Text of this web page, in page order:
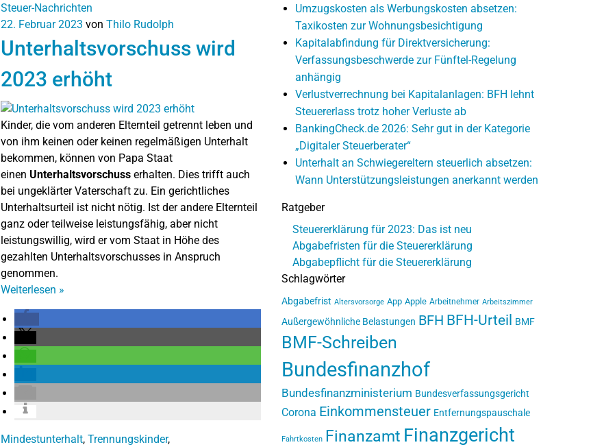
Steuer-Nachrichten
22. Februar 2023 von Thilo Rudolph
Unterhaltsvorschuss wird
2023 erhöht
Kinder, die vom anderen Elternteil getrennt leben und
von ihm keinen oder keinen regelmäßigen Unterhalt
bekommen, können von Papa Staat
einen Unterhaltsvorschuss erhalten. Dies trifft auch
bei ungeklärter Vaterschaft zu. Ein gerichtliches
Unterhaltsurteil ist nicht nötig. Ist der andere Elternteil
ganz oder teilweise leistungsfähig, aber nicht
leistungswillig, wird er vom Staat in Höhe des
gezahlten Unterhaltsvorschusses in Anspruch
genommen.
Weiterlesen »
Mindestunterhalt, Trennungskinder,
Umzugskosten als Werbungskosten absetzen:
Taxikosten zur Wohnungsbesichtigung
Kapitalabfindung für Direktversicherung:
Verfassungsbeschwerde zur Fünftel-Regelung
anhängig
Verlustverrechnung bei Kapitalanlagen: BFH lehnt
Steuererlass trotz hoher Verluste ab
BankingCheck.de 2026: Sehr gut in der Kategorie
„Digitaler Steuerberater“
Unterhalt an Schwiegereltern steuerlich absetzen:
Wann Unterstützungsleistungen anerkannt werden
Ratgeber
Steuererklärung für 2023: Das ist neu
Abgabefristen für die Steuererklärung
Abgabepflicht für die Steuererklärung
Schlagwörter
Abgabefrist Altersvorsorge App Apple Arbeitnehmer Arbeitszimmer
Außergewöhnliche Belastungen BFH BFH-Urteil BMF
BMF-Schreiben
Bundesfinanzhof
Bundesfinanzministerium Bundesverfassungsgericht
Corona Einkommensteuer Entfernungspauschale
Fahrtkosten Finanzamt Finanzgericht